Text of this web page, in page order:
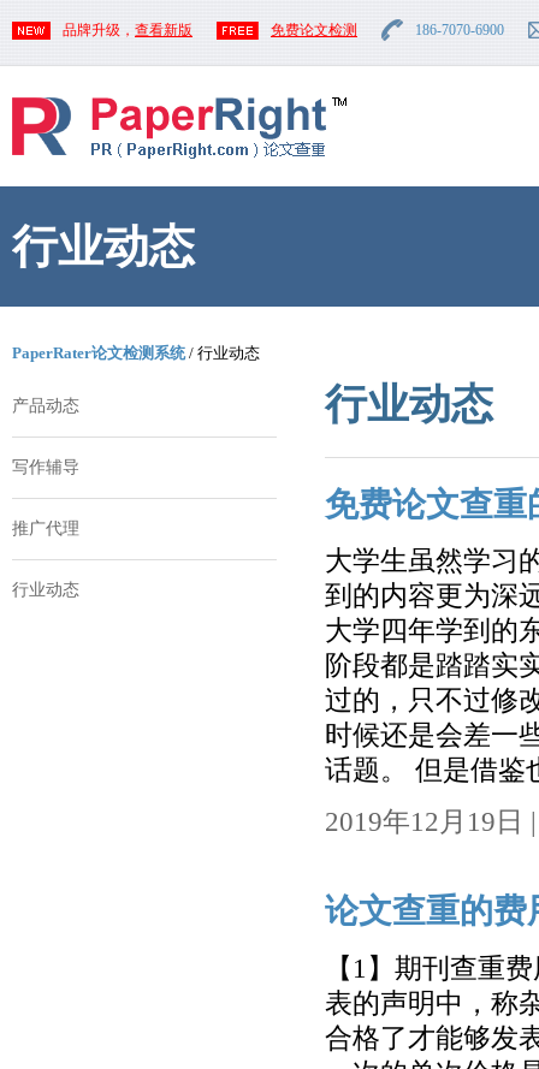
品牌升级， 查看新版 免费论文检测 186-7070-6900
行业动态
PaperRater论文检测系统/ 行业动态
产品动态
写作辅导
推广代理
行业动态
行业动态
免费论文查重
大学生虽然学习
到的内容更为深
大学四年学到的
阶段都是踏踏实
过的，只不过修
时候还是会差一
话题。 但是借鉴
2019年12月19日
论文查重的费
【1】期刊查重
表的声明中，称
合格了才能够发